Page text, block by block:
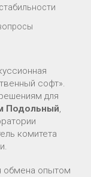
софт».
для
Подольный,
комитета
обмена опытом